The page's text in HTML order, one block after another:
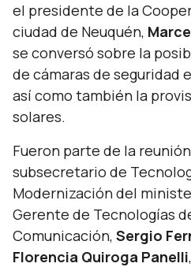
el presidente de la
ciudad de Neuquén,
se conversó sobre la
de cámaras de seguridad
así como también la
solares.
Fueron parte de la
subsecretario de
Modernización del
Gerente de Tecnologías
Comunicación, Sergio
Florencia Quiroga Panelli